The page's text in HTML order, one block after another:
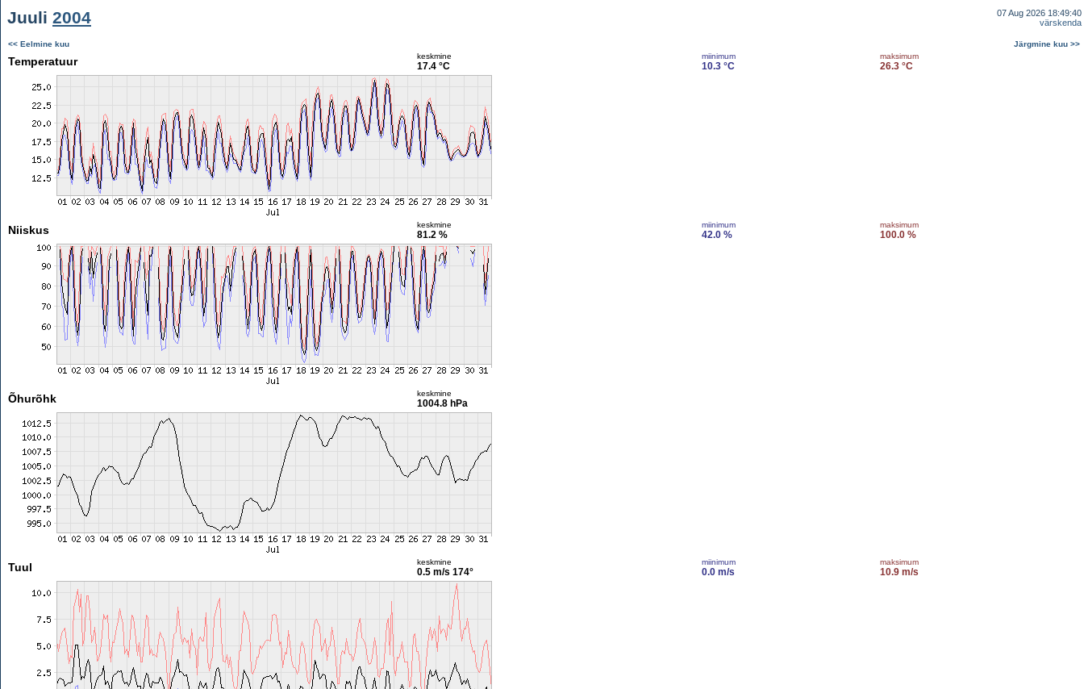
Juuli 2004
07 Aug 2026 18:49:40
värskenda
<< Eelmine kuu Järgmine kuu >>
Temperatuur keskmine
17.4 °C
miinimum
10.3 °C
maksimum
26.3 °C
Niiskus keskmine
81.2 %
miinimum
42.0 %
maksimum
100.0 %
Õhurõhk keskmine
1004.8 hPa
Tuul keskmine
0.5 m/s 174°
miinimum
0.0 m/s
maksimum
10.9 m/s